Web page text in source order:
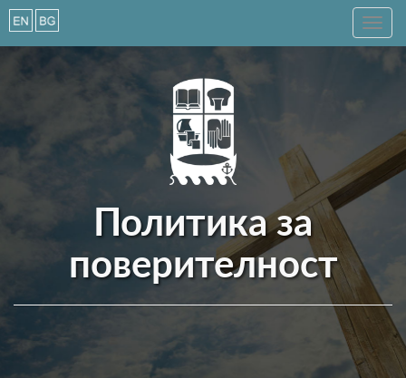
Toggle
Политика за
поверителност